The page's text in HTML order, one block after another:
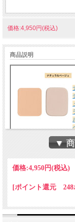
価格:4,950円(税込)
商品説明
ージュはコチラ
▼ 商
価格:4,950円(税込)
[ポイント還元 248